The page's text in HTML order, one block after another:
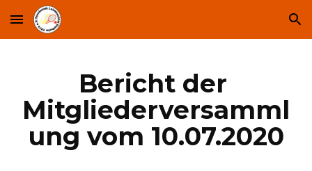
Skip to main content Skip to navigation
Bericht der
Mitgliederversamml
ung vom 10.07.2020